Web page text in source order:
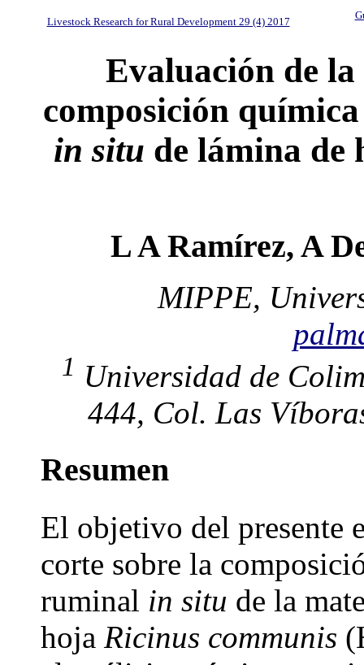
Livestock Research for Rural Development 29 (4) 2017
Evaluación de la
composición
in situ de lámina de
L A Ramírez, A
MIPPE,
1 Universidad de
444, Col. Las
Resumen
El objetivo del presente
corte sobre la
ruminal in situ de la
hoja Ricinus communis